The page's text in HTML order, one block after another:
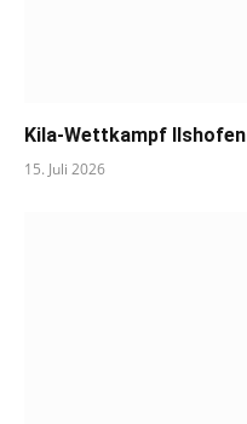
Kila-Wettkampf Ilshofen
15. Juli 2026